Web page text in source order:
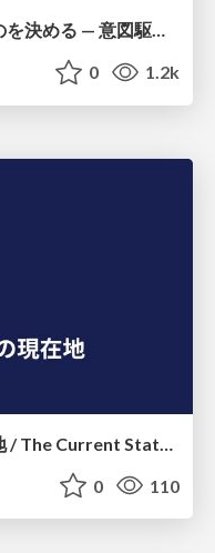
変わらないものが、変わるものを決める — 意図駆動開発 × イベントソーシング × イミュータブル | What Doesn't Change Decides What Can — IDD × Event Sourcing × Immutability
0 1.2k
0 110